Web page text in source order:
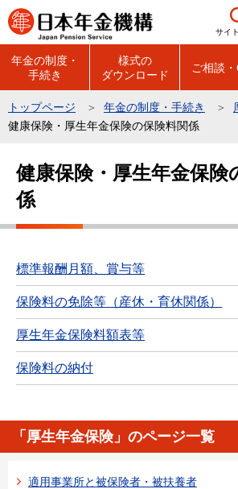
こ
の
の
サイ
年金の制度・
手続き
様式の
ダウンロード
ご相談
トップページ 年金の制度・手続き
健康保険・厚生年金保険の保険料関係
健康保険・厚生年金保険
係
標準報酬月額、賞与等
保険料の免除等（産休・育休関係）
厚生年金保険料額表等
保険料の納付
「厚生年金保険」のページ一覧
適用事業所と被保険者・被扶養者